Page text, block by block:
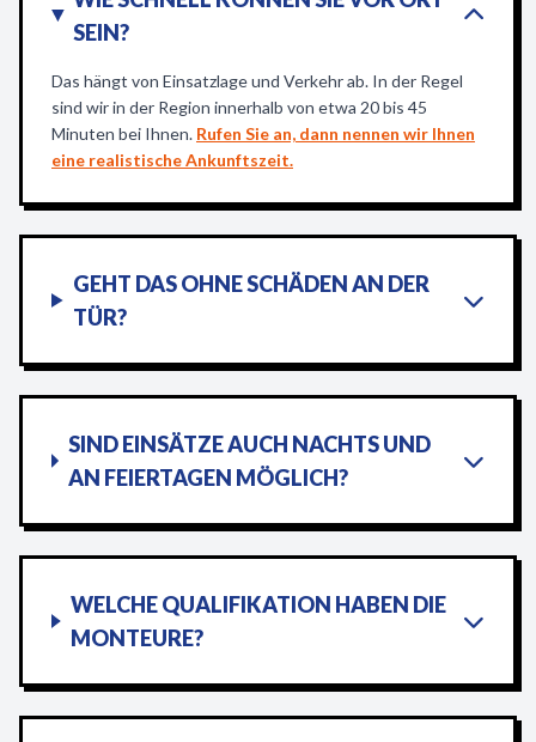
SEIN?
Das hängt von Einsatzlage und Verkehr ab. In der Regel
sind wir in der Region innerhalb von etwa 20 bis 45
Minuten bei Ihnen. Rufen Sie an, dann nennen wir Ihnen
eine realistische Ankunftszeit.
GEHT DAS OHNE SCHÄDEN AN DER
TÜR?
SIND EINSÄTZE AUCH NACHTS UND
AN FEIERTAGEN MÖGLICH?
WELCHE QUALIFIKATION HABEN DIE
MONTEURE?